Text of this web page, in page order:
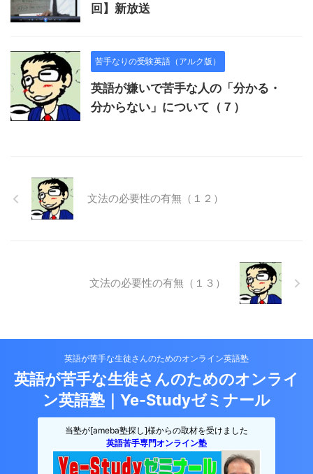
回】新放送
苦手なりの受験英語（アルク版）
英語が嫌いで苦手な人の「分かる・
分からない」について（７）
文法の必要性の有無（１２）
文法の必要性の有無（１３）
英語が苦手な生徒さんのためのオンライン英語塾
英語が苦手な生徒さんのためのオンライ
ン英語塾｜Ye-Studyゼミナール
当塾が[ameba塾探し]様からの取材を受けました
英語苦手専門オンライン塾